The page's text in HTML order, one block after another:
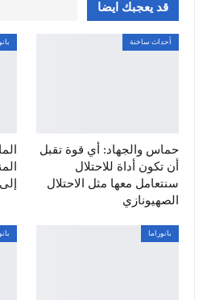
قد يعجبك ايضا
أحداث ساخنة
حماس والجهاد: أي قوة تقبل
أن تكون أداة للاحتلال
سنتعامل معها مثل الاحتلال
الصهيونازي
بانوراما